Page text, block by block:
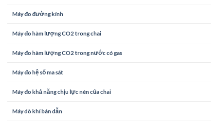
Máy đo đường kính
Máy đo hàm lượng CO2 trong chai
Máy đo hàm lượng CO2 trong nước có gas
Máy đo hệ số ma sát
Máy đo khả năng chịu lực nén của chai
Máy dò khí bán dẫn